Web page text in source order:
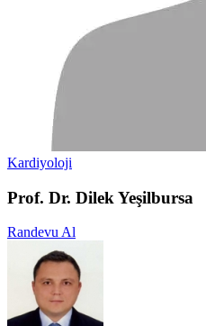
Kardiyoloji
Prof. Dr. Dilek Yeşilbursa
Randevu Al